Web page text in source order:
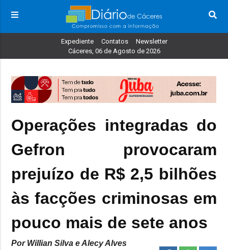
Expediente Contatos
Newsletter
Cáceres, 06 de Agosto de 2026
Operações integradas do
Gefron provocaram
prejuízo de R$ 2,5 bilhões
às facções criminosas em
pouco mais de sete anos
Por Willian Silva e Alecy Alves